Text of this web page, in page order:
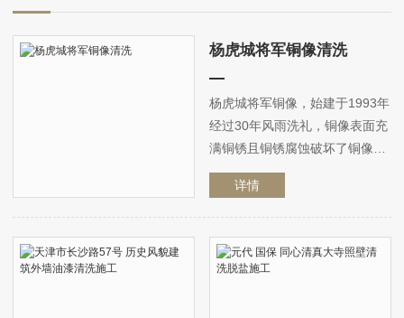
杨虎城将军铜像清洗
杨虎城将军铜像，始建于1993年
经过30年风雨洗礼，铜像表面充
满铜锈且铜锈腐蚀破坏了铜像我
司于21年年底，对铜像进行保护
性清洗避免铜锈进一步腐蚀铜
像，并恢复铜像历史面貌我司在
清洗掉铜锈的同时，保留了铜像
黑色底色，并将铜像恢复当年光
详情